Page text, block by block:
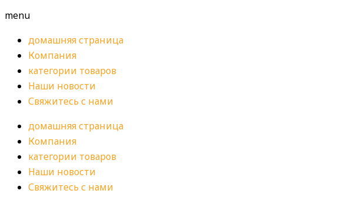
menu
домашняя страница
Компания
категории товаров
Наши новости
Свяжитесь с нами
домашняя страница
Компания
категории товаров
Наши новости
Свяжитесь с нами